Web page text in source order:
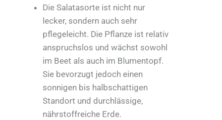
Die Salatasorte ist nicht nur
lecker, sondern auch sehr
pflegeleicht. Die Pflanze ist relativ
anspruchslos und wächst sowohl
im Beet als auch im Blumentopf.
Sie bevorzugt jedoch einen
sonnigen bis halbschattigen
Standort und durchlässige,
nährstoffreiche Erde.